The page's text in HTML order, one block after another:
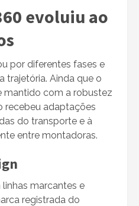
evoluiu ao
por diferentes fases e
trajetória. Ainda que o
mantido com a robustez
recebeu adaptações
do transporte e à
entre montadoras.
marcantes e
registrada do